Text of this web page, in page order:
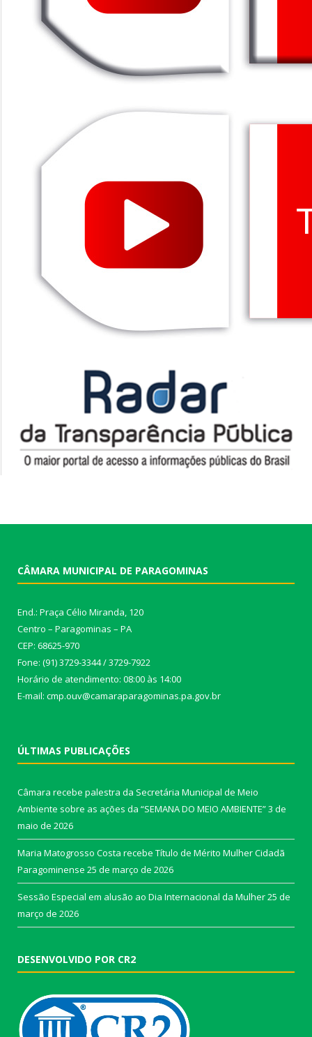
CÂMARA MUNICIPAL DE PARAGOMINAS
End.: Praça Célio Miranda, 120
Centro – Paragominas – PA
CEP: 68625-970
Fone: (91) 3729-3344 / 3729-7922
Horário de atendimento: 08:00 às 14:00
E-mail: cmp.ouv@camaraparagominas.pa.gov.br
ÚLTIMAS PUBLICAÇÕES
Câmara recebe palestra da Secretária Municipal de Meio
Ambiente sobre as ações da “SEMANA DO MEIO AMBIENTE”3 de
maio de 2026
Maria Matogrosso Costa recebe Título de Mérito Mulher Cidadã
Paragominense 25 de março de 2026
Sessão Especial em alusão ao Dia Internacional da Mulher25 de
março de 2026
DESENVOLVIDO POR CR2